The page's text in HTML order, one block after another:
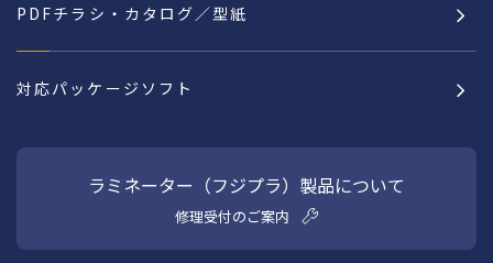
PDFチラシ・カタログ／型紙
対応パッケージソフト
ラミネーター（フジプラ）製品について
修理受付のご案内